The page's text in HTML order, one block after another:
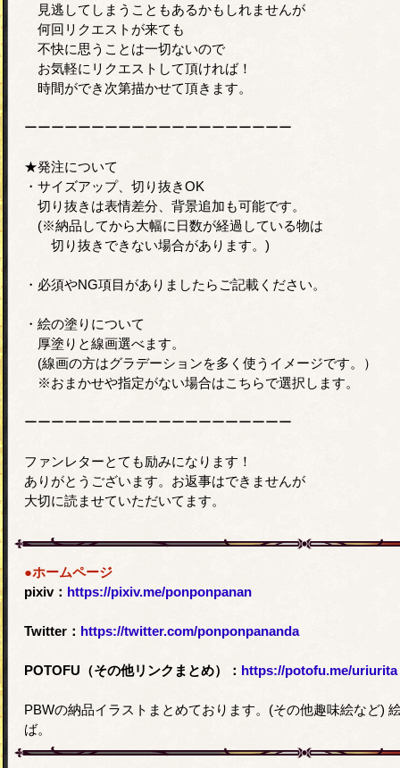
見逃してしまうこともあるかもしれませんが
何回リクエストが来ても
不快に思うことは一切ないので
お気軽にリクエストして頂ければ！
時間ができ次第描かせて頂きます。
ーーーーーーーーーーーーーーーーーーーー
★発注について
・サイズアップ、切り抜きOK
切り抜きは表情差分、背景追加も可能です。
(※納品してから大幅に日数が経過している物は
切り抜きできない場合があります。)
・必須やNG項目がありましたらご記載ください。
・絵の塗りについて
厚塗りと線画選べます。
(線画の方はグラデーションを多く使うイメージです。）
※おまかせや指定がない場合はこちらで選択します。
ーーーーーーーーーーーーーーーーーーーー
ファンレターとても励みになります！
ありがとうございます。お返事はできませんが
大切に読ませていただいてます。
●ホームページ
pixiv： https://pixiv.me/ponponpanan
Twitter： https://twitter.com/ponponpananda
POTOFU（その他リンクまとめ）： https://potofu.me/uriurita
PBWの納品イラストまとめております。(その他趣味絵など)
ば。